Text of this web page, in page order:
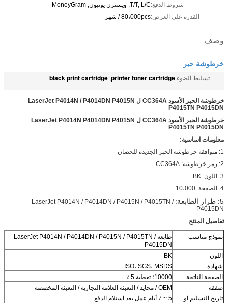
شروط الدفع:T/T, L/C, ويسترن يونيون, MoneyGram
القدرة على العرض:80،000pcs / شهر
وصف
خرطوشة حبر
تسليط الضوء:printer toner cartridge
,
black print cartridge
خرطوشة الحبر الأسود CC364A ل LaserJet P4014N / P4014DN P4015N
P4015TN P4015DN
خرطوشة الحبر الأسود CC364A ل LaserJet P4014N P4014DN P4015N
P4015TN P4015DN
معلومات اساسية:
1: متوافقة خرطوشة الحبر الجديدة للحصان
2: رمز خرطوشة: CC364A
3: اللون: BK
4: الصفحة: 10،000
5: طراز الطابعة:
LaserJet P4014N / P4014DN / P4015N / P4015TN /
P4015DN
تفاصيل المنتج
نموذج مناسب
طابعة LaserJet P4014N / P4014DN / P4015N / P4015TN /
P4015DN
اللون
BK
شهادة
ISO، SGS، MSDS
الصفحة الناتجة
10000؛ تغطية 5 ٪
صفقة
OEM / محايد / التعبئة العلامة التجارية / التعبئة المخصصة
تاريخ التسليم او
5 ~ 7 أيام عمل بعد استلام الدفع